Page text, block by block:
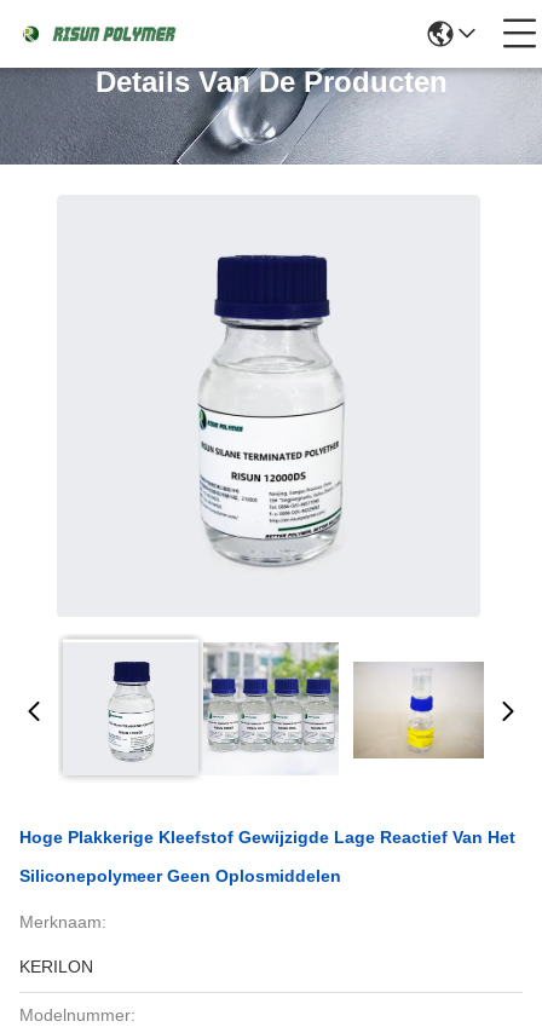
Details Van De Producten
Hoge Plakkerige Kleefstof Gewijzigde Lage Reactief Van Het
Siliconepolymeer Geen Oplosmiddelen
Merknaam:
KERILON
Modelnummer: